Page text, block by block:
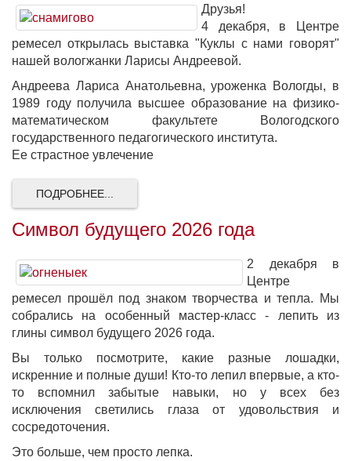
Друзья!
4 декабря, в Центре
ремесел открылась выставка "Куклы с нами говорят"
нашей вологжанки Ларисы Андреевой.
Андреева Лариса Анатольевна, уроженка Вологды, в
1989 году получила высшее образование на физико-
математическом факультете Вологодского
государственного педагогического института.
Ее страстное увлечение
ПОДРОБНЕЕ...
Символ будущего 2026 года
2 декабря в
Центре
ремесел прошёл под знаком творчества и тепла. Мы
собрались на особенный мастер-класс - лепить из
глины символ будущего 2026 года.
Вы только посмотрите, какие разные лошадки,
искренние и полные души! Кто-то лепил впервые, а кто-
то вспомнил забытые навыки, но у всех без
исключения светились глаза от удовольствия и
сосредоточения.
Это больше, чем просто лепка.